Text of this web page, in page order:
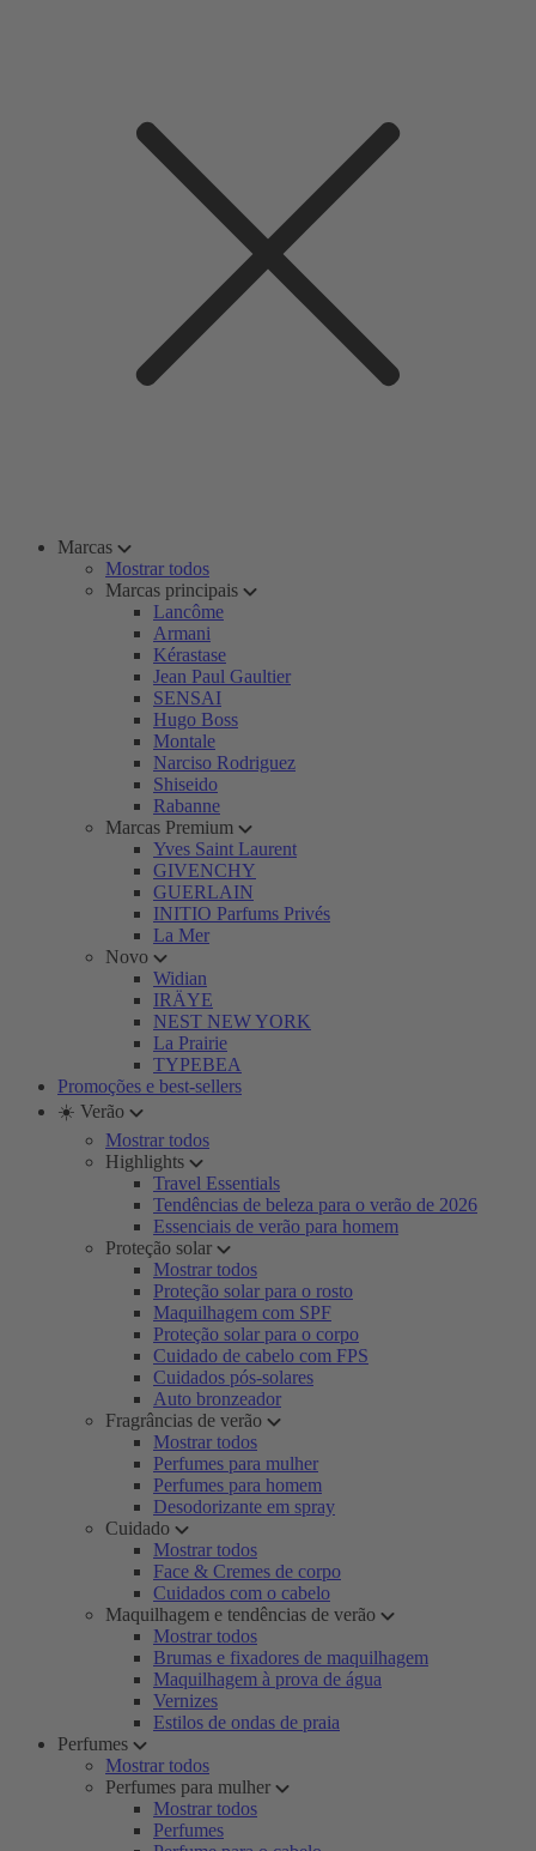
Marcas
Mostrar todos
Marcas principais
Lancôme
Armani
Kérastase
Jean Paul Gaultier
SENSAI
Hugo Boss
Montale
Narciso Rodriguez
Shiseido
Rabanne
Marcas Premium
Yves Saint Laurent
GIVENCHY
GUERLAIN
INITIO Parfums Privés
La Mer
Novo
Widian
IRÄYE
NEST NEW YORK
La Prairie
TYPEBEA
Promoções e best-sellers
☀️ Verão
Mostrar todos
Highlights
Travel Essentials
Tendências de beleza para o verão de 2026
Essenciais de verão para homem
Proteção solar
Mostrar todos
Proteção solar para o rosto
Maquilhagem com SPF
Proteção solar para o corpo
Cuidado de cabelo com FPS
Cuidados pós-solares
Auto bronzeador
Fragrâncias de verão
Mostrar todos
Perfumes para mulher
Perfumes para homem
Desodorizante em spray
Cuidado
Mostrar todos
Face & Cremes de corpo
Cuidados com o cabelo
Maquilhagem e tendências de verão
Mostrar todos
Brumas e fixadores de maquilhagem
Maquilhagem à prova de água
Vernizes
Estilos de ondas de praia
Perfumes
Mostrar todos
Perfumes para mulher
Mostrar todos
Perfumes